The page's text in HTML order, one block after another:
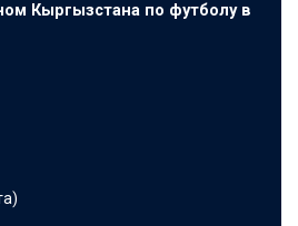
Кыргызстана по футболу в